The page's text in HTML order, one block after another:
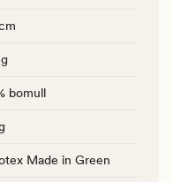
bomull
Made in Green